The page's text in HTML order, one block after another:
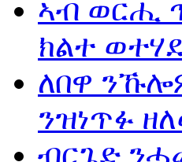
ኣብ ወርሒ
ክልተ
ለበዋ
ንዝነጥፉ
ብርጌድ